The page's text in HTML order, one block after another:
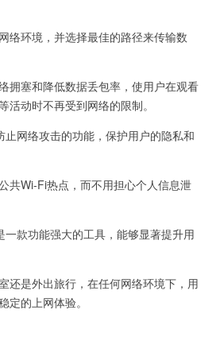
环境，并选择最佳的路径来传输数
塞和降低数据丢包率，使用户在观看
活动时不再受到网络的限制。
网络攻击的功能，保护用户的隐私和
Wi-Fi热点，而不用担心个人信息泄
款功能强大的工具，能够显著提升用
是外出旅行，在任何网络环境下，用
定的上网体验。